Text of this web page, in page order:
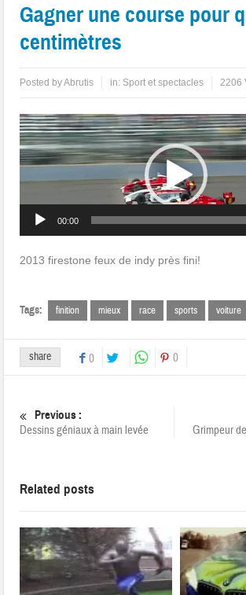
Gagner une course pour
centimètres
Posted byAbrutis in: Sport et spectacles 2206
Lecteur
vidéo
00:00
2013 firestone feux de indy près fini!
Tags: finition mieux race sports voiture
share 0 0
Previous :
Dessins géniaux à main levée
Grimpeur
Related posts